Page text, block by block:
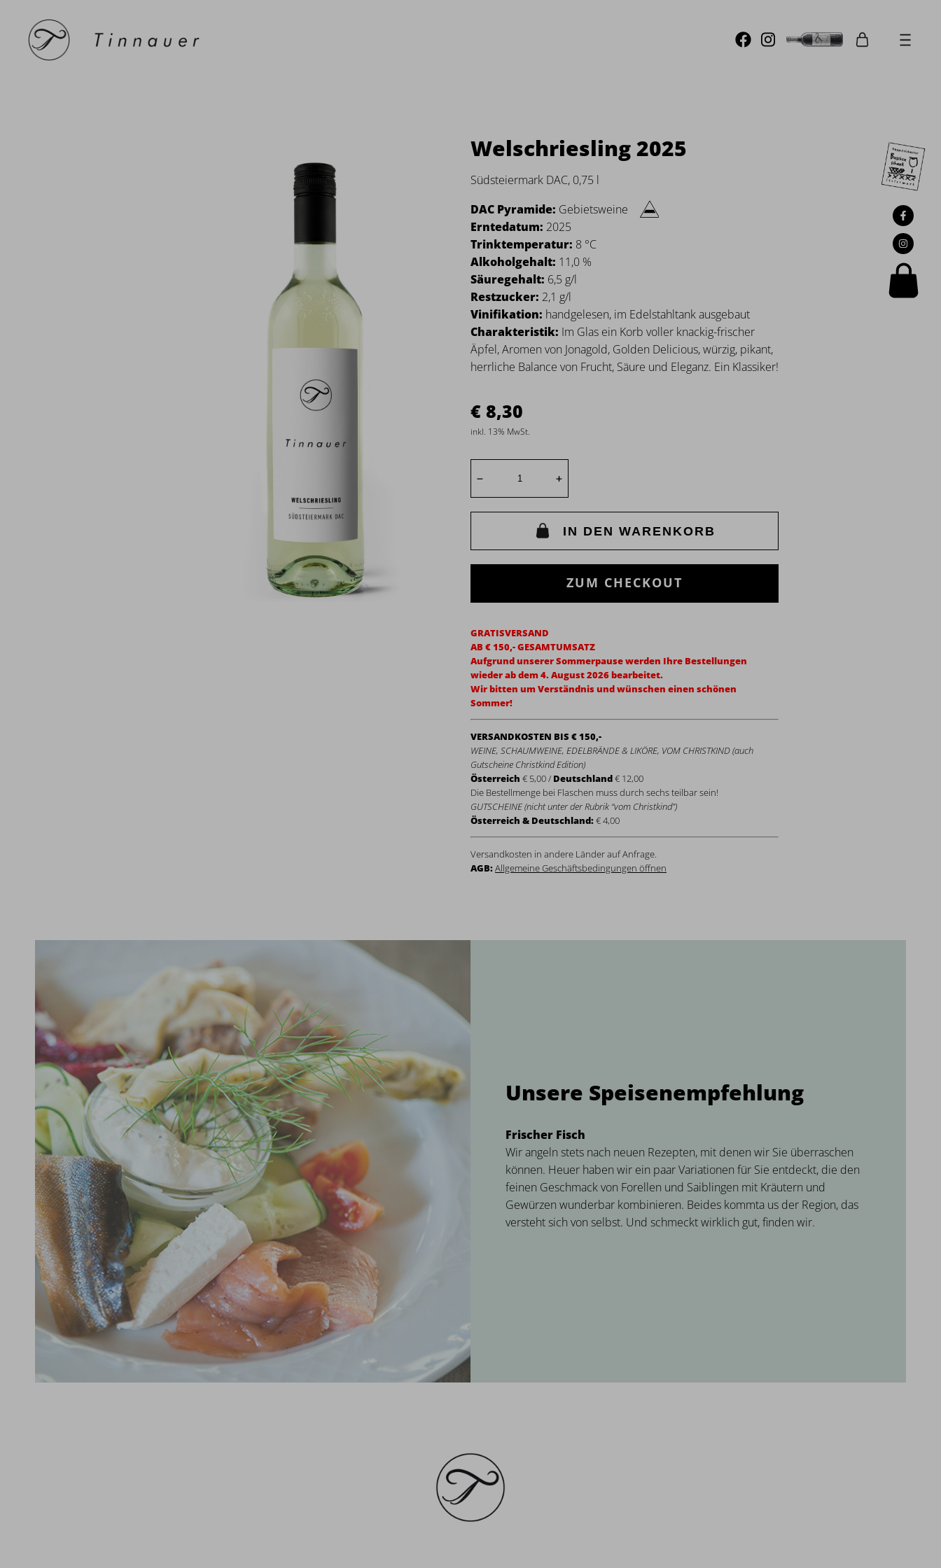
Welschriesling 2025
Südsteiermark DAC, 0,75 l
DAC Pyramide: Gebietsweine
Erntedatum: 2025
Trinktemperatur: 8 °C
Alkoholgehalt: 11,0 %
Säuregehalt: 6,5 g/l
Restzucker: 2,1 g/l
Vinifikation: handgelesen, im Edelstahltank ausgebaut
Charakteristik: Im Glas ein Korb voller knackig-frischer
Äpfel, Aromen von Jonagold, Golden Delicious, würzig, pikant,
herrliche Balance von Frucht, Säure und Eleganz. Ein Klassiker!
8,30
inkl. 13% MwSt.
IN DEN WARENKORB
ZUM CHECKOUT
GRATISVERSAND
AB € 150,- GESAMTUMSATZ
Aufgrund unserer Sommerpause werden Ihre Bestellungen
wieder ab dem 4. August 2026 bearbeitet.
Wir bitten um Verständnis und wünschen einen schönen
Sommer!
VERSANDKOSTEN BIS € 150,-
WEINE, SCHAUMWEINE, EDELBRÄNDE & LIKÖRE, VOM CHRISTKIND (auch
Gutscheine Christkind Edition)
Österreich € 5,00 / Deutschland€ 12,00
Die Bestellmenge bei Flaschen muss durch sechs teilbar sein!
GUTSCHEINE (nicht unter der Rubrik “vom Christkind”)
Österreich & Deutschland:€ 4,00
Versandkosten in andere Länder auf Anfrage.
AGB:Allgemeine Geschäftsbedingungen öffnen
Unsere Speisenempfehlung
Frischer Fisch
Wir angeln stets nach neuen Rezepten, mit denen wir Sie überraschen
können. Heuer haben wir ein paar Variationen für Sie entdeckt, die den
feinen Geschmack von Forellen und Saiblingen mit Kräutern und
Gewürzen wunderbar kombinieren. Beides kommta us der Region, das
versteht sich von selbst. Und schmeckt wirklich gut, finden wir.